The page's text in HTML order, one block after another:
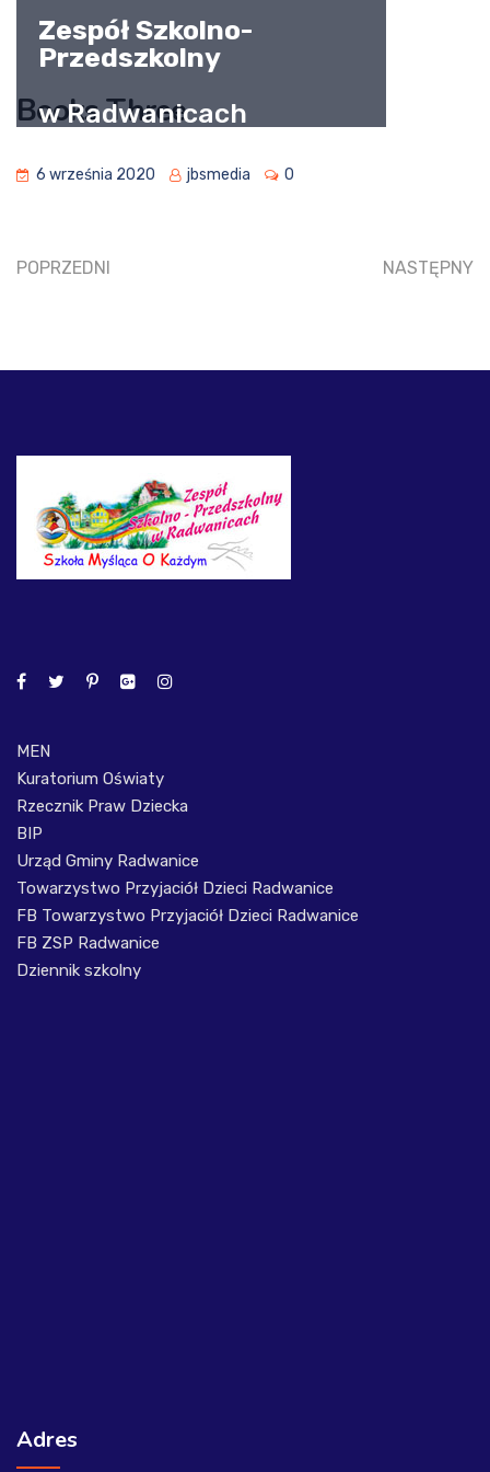
Zespół Szkolno-
Przedszkolny
w Radwanicach
Books Three
6 września 2020 jbsmedia 0
POPRZEDNI NASTĘPNY
MEN
Kuratorium Oświaty
Rzecznik Praw Dziecka
BIP
Urząd Gminy Radwanice
Towarzystwo Przyjaciół Dzieci Radwanice
FB Towarzystwo Przyjaciół Dzieci Radwanice
FB ZSP Radwanice
Dziennik szkolny
Adres